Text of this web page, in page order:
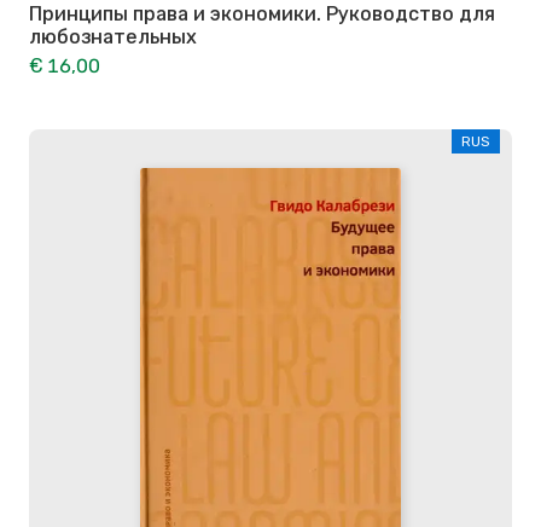
Принципы права и экономики. Руководство для
любознательных
€ 16,00
RUS